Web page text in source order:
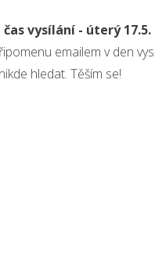
vysílání - úterý 17.5.
emailem v den
hledat. Těším se!